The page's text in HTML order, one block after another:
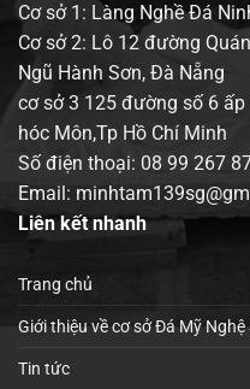
Cơ sở 1: Làng Nghề Đá
Cơ sở 2: Lô 12 đường
Ngũ Hành Sơn, Đà Nẵng
cơ sở 3 125 đường số 6
hóc Môn,Tp Hồ Chí Minh
Số điện thoại: 08 99 267
Email:
Liên kết nhanh
Trang chủ
Giới thiệu về cơ sở Đá Mỹ Nghệ
Tin tức